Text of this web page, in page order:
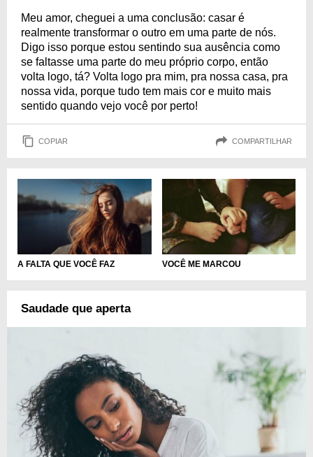
Meu amor, cheguei a uma conclusão: casar é
realmente transformar o outro em uma parte de nós.
Digo isso porque estou sentindo sua ausência como
se faltasse uma parte do meu próprio corpo, então
volta logo, tá? Volta logo pra mim, pra nossa casa, pra
nossa vida, porque tudo tem mais cor e muito mais
sentido quando vejo você por perto!
COPIAR COMPARTILHAR
A FALTA QUE VOCÊ FAZ VOCÊ ME MARCOU
Saudade que aperta